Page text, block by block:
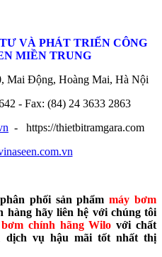
VÀ PHÁT TRIỂN CÔNG
MIỀN TRUNG
Mai Động, Hoàng Mai, Hà Nội
- Fax: (84) 24 3633 2863
- https://thietbitramgara.com
phối sản phẩmmáy bơm
hàng hãy liên hệ với chúng tôi
chính hãng Wilo với chất
dịch vụ hậu mãi tốt nhất thị